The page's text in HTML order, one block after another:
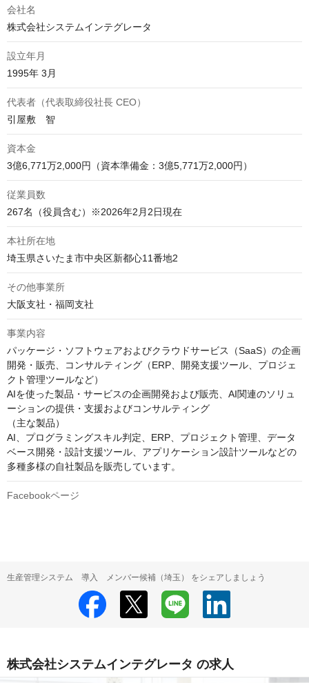
会社名
株式会社システムインテグレータ
設立年月
1995年 3月
代表者（代表取締役社長 CEO）
引屋敷　智
資本金
3億6,771万2,000円（資本準備金：3億5,771万2,000円）
従業員数
267名（役員含む）※2026年2月2日現在
本社所在地
埼玉県さいたま市中央区新都心11番地2
その他事業所
大阪支社・福岡支社
事業内容
パッケージ・ソフトウェアおよびクラウドサービス（SaaS）の企画
開発・販売、コンサルティング（ERP、開発支援ツール、プロジェ
クト管理ツールなど）
AIを使った製品・サービスの企画開発および販売、AI関連のソリュ
ーションの提供・支援およびコンサルティング
（主な製品）
AI、プログラミングスキル判定、ERP、プロジェクト管理、データ
ベース開発・設計支援ツール、アプリケーション設計ツールなどの
Facebookページ
生産管理システム 導入 メンバー候補（埼玉） をシェアしましょう
株式会社システムインテグレータ の求人